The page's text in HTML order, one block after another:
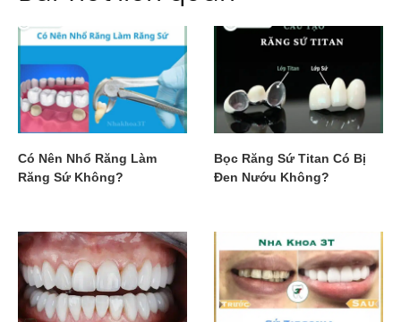
Có Nên Nhổ Răng Làm
Răng Sứ Không?
Bọc Răng Sứ Titan Có Bị
Đen Nướu Không?